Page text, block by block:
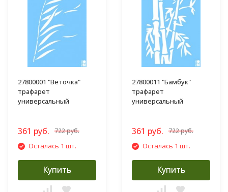
27800001 "Веточка"
трафарет
универсальный
361 руб. 722 руб.
Осталась 1 шт.
Купить
27800011 "Бамбук"
трафарет
универсальный
361 руб. 722 руб.
Осталась 1 шт.
Купить